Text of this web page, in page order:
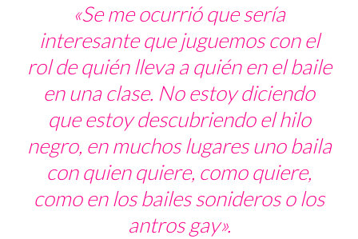
«Se me ocurrió que sería
interesante que juguemos con el
rol de quién lleva a quién en el baile
en una clase. No estoy diciendo
que estoy descubriendo el hilo
negro, en muchos lugares uno baila
con quien quiere, como quiere,
como en los bailes sonideros o los
antros gay».